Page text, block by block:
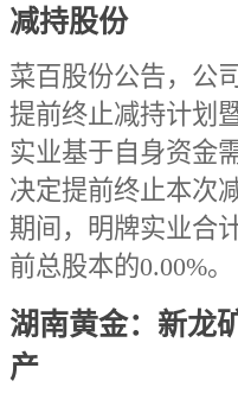
减持股份
菜百股份公告，公
提前终止减持计划
实业基于自身资金
决定提前终止本次
期间，明牌实业合
前总股本的0.00%。
湖南黄金：新龙
产